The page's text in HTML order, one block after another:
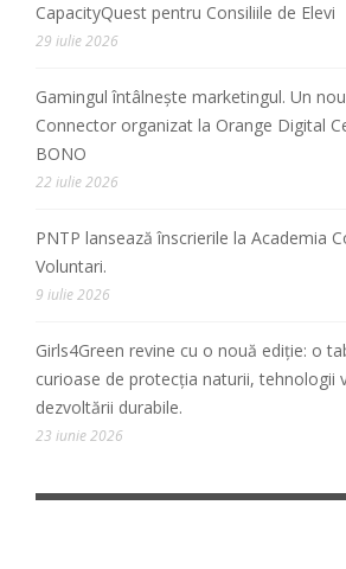
CapacityQuest pentru Consiliile de Elevi
29 iulie 2026
Gamingul întâlnește marketingul. Un
Connector organizat la Orange Digital
BONO
22 iulie 2026
PNTP lansează înscrierile la Academia
Voluntari.
9 iulie 2026
Girls4Green revine cu o nouă ediție: o
curioase de protecția naturii, tehnologii
dezvoltării durabile.
23 iunie 2026